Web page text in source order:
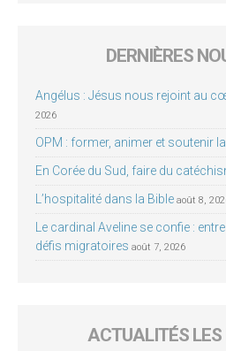
DERNIÈRES
Angélus : Jésus nous rejoint au
2026
OPM : former, animer et soutenir
En Corée du Sud, faire du
L’hospitalité dans la Bible août 8,
Le cardinal Aveline se confie :
défis migratoires août 7, 2026
ACTUALITÉS LES